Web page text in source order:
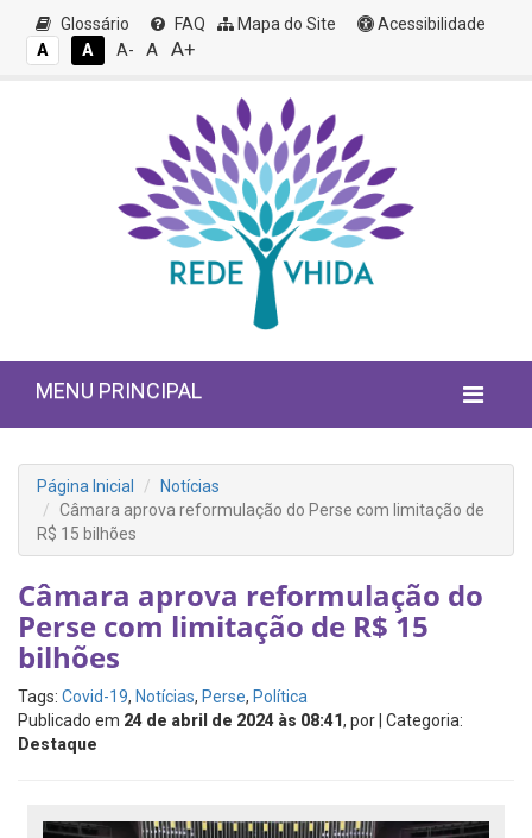
Glossário FAQ Mapa do Site
Acessibilidade
A
A A- A A+
MENU PRINCIPAL
Página Inicial
Notícias
Câmara aprova reformulação do Perse com limitação de
R$ 15 bilhões
Câmara aprova reformulação do
Perse com limitação de R$ 15
bilhões
Tags: Covid-19, Notícias, Perse, Política
Publicado em 24 de abril de 2024 às 08:41, por | Categoria:
Destaque